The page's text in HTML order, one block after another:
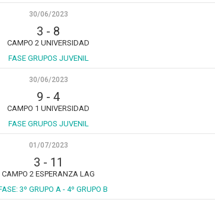
30/06/2023
3 - 8
CAMPO 2 UNIVERSIDAD
FASE GRUPOS JUVENIL
30/06/2023
9 -4
CAMPO 1 UNIVERSIDAD
FASE GRUPOS JUVENIL
01/07/2023
3 - 11
CAMPO 2 ESPERANZA LAG
3º GRUPO A - 4º GRUPO B